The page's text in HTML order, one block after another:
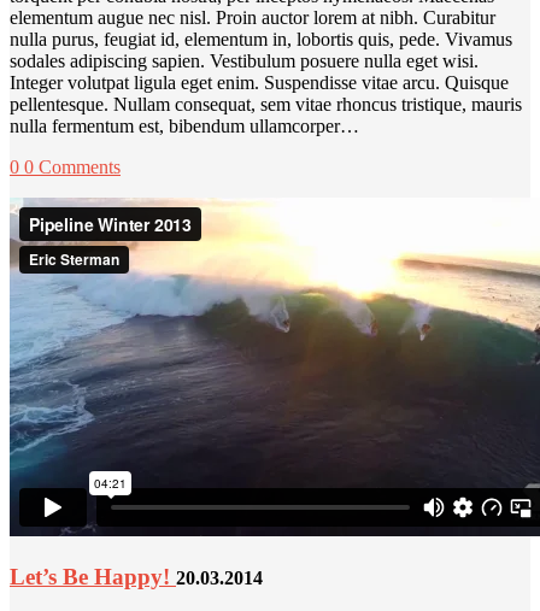
elementum augue nec nisl. Proin auctor lorem at nibh. Curabitur
nulla purus, feugiat id, elementum in, lobortis quis, pede. Vivamus
sodales adipiscing sapien. Vestibulum posuere nulla eget wisi.
Integer volutpat ligula eget enim. Suspendisse vitae arcu. Quisque
pellentesque. Nullam consequat, sem vitae rhoncus tristique, mauris
nulla fermentum est, bibendum ullamcorper…
0 0 Comments
Let’s Be Happy! 20.03.2014